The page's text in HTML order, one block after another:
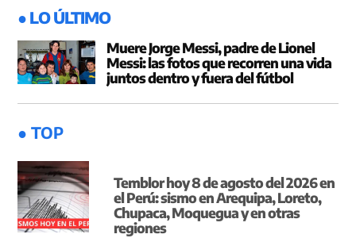
● LO ÚLTIMO
Muere Jorge Messi, padre de Lionel
Messi: las fotos que recorren una vida
juntos dentro y fuera del fútbol
● TOP
Temblor hoy 8 de agosto del 2026 en
el Perú: sismo en Arequipa, Loreto,
Chupaca, Moquegua y en otras
regiones